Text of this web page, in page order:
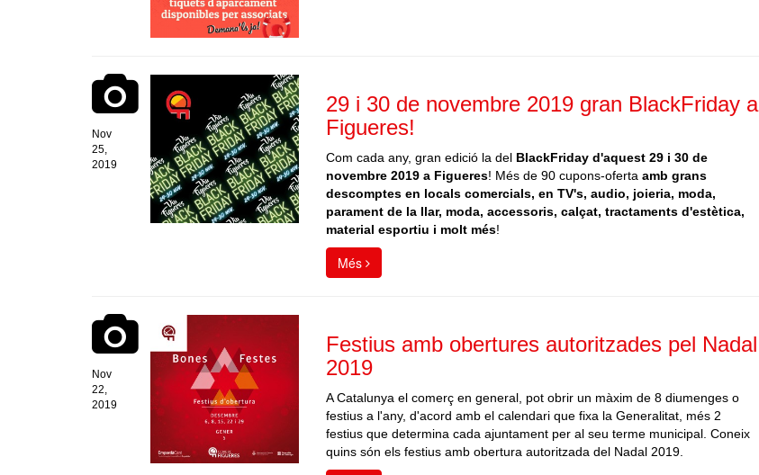
Nov
25,
2019
29 i 30 de novembre 2019 gran BlackFriday a
Figueres!
Com cada any, gran edició la del BlackFriday d'aquest 29 i 30 de
novembre 2019 a Figueres! Més de 90 cupons-oferta amb grans
descomptes en locals comercials, en TV's, audio, joieria, moda,
parament de la llar, moda, accessoris, calçat, tractaments d'estètica,
material esportiu i molt més!
Més
Nov
22,
2019
Festius amb obertures autoritzades pel Nadal
2019
A Catalunya el comerç en general, pot obrir un màxim de 8 diumenges o
festius a l'any, d'acord amb el calendari que fixa la Generalitat, més 2
festius que determina cada ajuntament per al seu terme municipal. Coneix
quins són els festius amb obertura autoritzada del Nadal 2019.